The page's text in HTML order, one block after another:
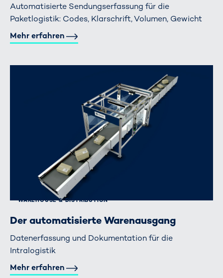
Automatisierte Sendungserfassung für die
Paketlogistik: Codes, Klarschrift, Volumen, Gewicht
Mehr erfahren
WAREHOUSE & DISTRIBUTION
Der automatisierte Warenausgang
Datenerfassung und Dokumentation für die
Intralogistik
Mehr erfahren